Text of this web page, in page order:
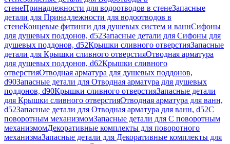
стенеПринадлежности для водоотводов в стенеЗапасные
детали для Принадлежности для водоотводов в
стенеКонцевые фитинги для душевых систем и ваннСифоны
для душевых поддонов, d52Запасные детали для Сифоны для
душевых поддонов, d52Крышки сливного отверстияЗапасные
детали для Крышки сливного отверстияОтводная арматура
для душевых поддонов, d62Крышки сливного
отверстияОтводная арматура для душевых поддонов,
d90Запасные детали для Отводная арматура для душевых
поддонов, d90Крышки сливного отверстияЗапасные детали
для Крышки сливного отверстияОтводная арматура для ванн,
d52Запасные детали для Отводная арматура для ванн, d52С
поворотным механизмомЗапасные детали для С поворотным
механизмомДекоративные комплекты для поворотного
механизмаЗапасные детали для Декоративные комплекты для